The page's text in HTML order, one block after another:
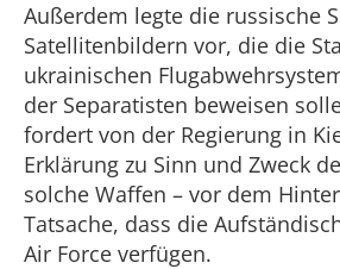
Außerdem legte die russische
Satellitenbildern vor, die die
ukrainischen
der Separatisten beweisen
fordert von der Regierung in
Erklärung zu Sinn und Zweck
solche Waffen – vor dem
Tatsache, dass die
Air Force verfügen.